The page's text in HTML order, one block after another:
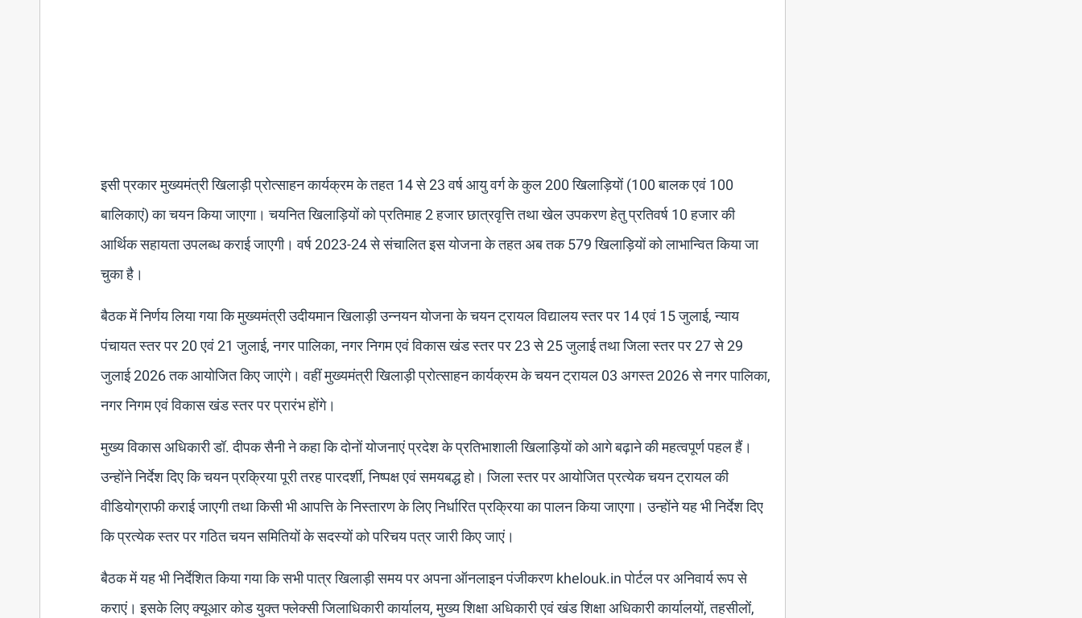
इसी प्रकार मुख्यमंत्री खिलाड़ी प्रोत्साहन कार्यक्रम के तहत 14 से 23 वर्ष आयु वर्ग के कुल 200 खिलाड़ियों (100 बालक एवं 100
बालिकाएं) का चयन किया जाएगा। चयनित खिलाड़ियों को प्रतिमाह 2 हजार छात्रवृत्ति तथा खेल उपकरण हेतु प्रतिवर्ष 10 हजार की
आर्थिक सहायता उपलब्ध कराई जाएगी। वर्ष 2023-24 से संचालित इस योजना के तहत अब तक 579 खिलाड़ियों को लाभान्वित किया जा
चुका है।
बैठक में निर्णय लिया गया कि मुख्यमंत्री उदीयमान खिलाड़ी उन्नयन योजना के चयन ट्रायल विद्यालय स्तर पर 14 एवं 15 जुलाई, न्याय
पंचायत स्तर पर 20 एवं 21 जुलाई, नगर पालिका, नगर निगम एवं विकास खंड स्तर पर 23 से 25 जुलाई तथा जिला स्तर पर 27 से 29
जुलाई 2026 तक आयोजित किए जाएंगे। वहीं मुख्यमंत्री खिलाड़ी प्रोत्साहन कार्यक्रम के चयन ट्रायल 03 अगस्त 2026 से नगर पालिका,
नगर निगम एवं विकास खंड स्तर पर प्रारंभ होंगे।
मुख्य विकास अधिकारी डॉ. दीपक सैनी ने कहा कि दोनों योजनाएं प्रदेश के प्रतिभाशाली खिलाड़ियों को आगे बढ़ाने की महत्वपूर्ण पहल हैं।
उन्होंने निर्देश दिए कि चयन प्रक्रिया पूरी तरह पारदर्शी, निष्पक्ष एवं समयबद्ध हो। जिला स्तर पर आयोजित प्रत्येक चयन ट्रायल की
वीडियोग्राफी कराई जाएगी तथा किसी भी आपत्ति के निस्तारण के लिए निर्धारित प्रक्रिया का पालन किया जाएगा। उन्होंने यह भी निर्देश दिए
कि प्रत्येक स्तर पर गठित चयन समितियों के सदस्यों को परिचय पत्र जारी किए जाएं।
बैठक में यह भी निर्देशित किया गया कि सभी पात्र खिलाड़ी समय पर अपना ऑनलाइन पंजीकरण khelouk.in पोर्टल पर अनिवार्य रूप से
कराएं। इसके लिए क्यूआर कोड युक्त फ्लेक्सी जिलाधिकारी कार्यालय, मुख्य शिक्षा अधिकारी एवं खंड शिक्षा अधिकारी कार्यालयों, तहसीलों,